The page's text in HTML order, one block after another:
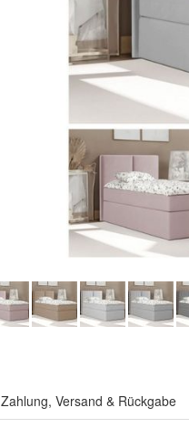
Zahlung, Versand & Rückgabe